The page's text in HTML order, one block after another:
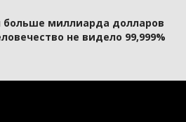
больше миллиарда долларов
не видело 99,999%